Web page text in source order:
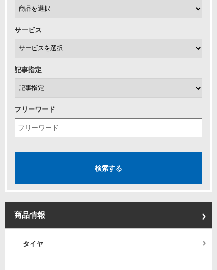
サービス
記事指定
フリーワード
商品情報
タイヤ